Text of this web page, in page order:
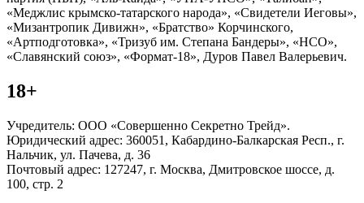
«Меджлис крымско-татарского народа», «Свидетели Иеговы»,
«Мизантропик Дивижн», «Братство» Корчинского,
«Артподготовка», «Тризуб им. Степана Бандеры», «НСО»,
«Славянский союз», «Формат-18», Дуров Павел Валерьевич.
18+
Учредитель: ООО «Совершенно Секретно Трейд».
Юридический адрес: 360051, Кабардино-Балкарская Респ., г.
Нальчик, ул. Пачева, д. 36
Почтовый адрес: 127247, г. Москва, Дмитровское шоссе, д.
100, стр. 2